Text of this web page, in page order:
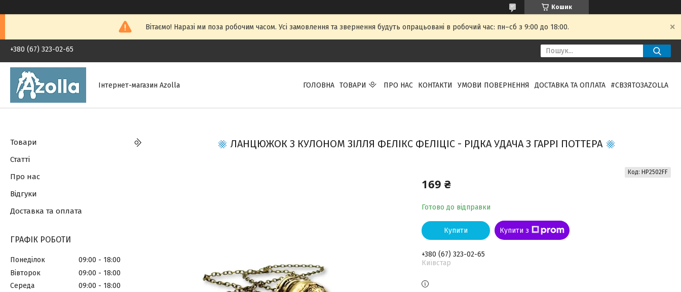
Кошик
Вітаємо! Наразі ми поза робочим часом. Усі замовлення та звернення будуть опрацьовані в робочий час: пн–сб з 9:00 до 18:00.
+380 (67) 323-02-65
Інтернет-магазин Azolla ГОЛОВНА ТОВАРИ ПРО НАС КОНТАКТИ УМОВИ ПОВЕРНЕННЯ ДОСТАВКА ТА ОПЛАТА #СВЗЯТОЗAZOLLA
ЛАНЦЮЖОК З КУЛОНОМ ЗІЛЛЯ ФЕЛІКС ФЕЛІЦІС - РІДКА УДАЧА З ГАРРІ ПОТТЕРА
169 ₴
Готово до відправки
Код: HP2502FF
Купити Купити з
+380 (67) 323-02-65
Київстар
Товари
Статті
Про нас
Відгуки
Доставка та оплата
ГРАФІК РОБОТИ
Понеділок 09:00
18:00
Вівторок
09:00
18:00
Середа
09:00
18:00